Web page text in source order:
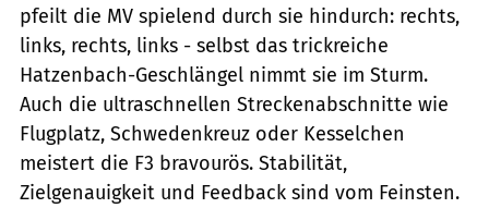
pfeilt die MV spielend durch sie hindurch: rechts,
links, rechts, links - selbst das trickreiche
Hatzenbach-Geschlängel nimmt sie im Sturm.
Auch die ultraschnellen Streckenabschnitte wie
Flugplatz, Schwedenkreuz oder Kesselchen
meistert die F3 bravourös. Stabilität,
Zielgenauigkeit und Feedback sind vom Feinsten.